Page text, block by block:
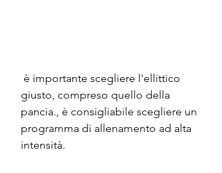
giusto, compreso quello della
pancia., è consigliabile scegliere un
programma di allenamento ad alta
intensità.